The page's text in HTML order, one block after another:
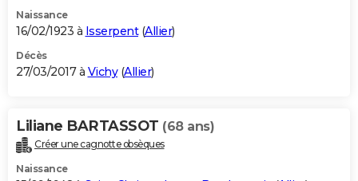
Naissance
16/02/1923 à Isserpent(Allier)
Décès
27/03/2017 à Vichy(Allier)
Liliane BARTASSOT (68 ans)
Créer une cagnotte obsèques
Naissance